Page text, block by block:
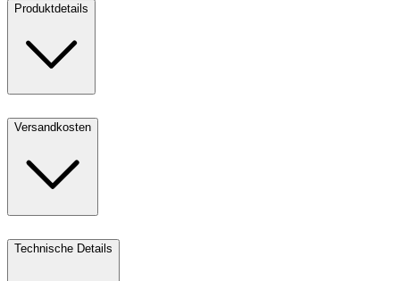
Produktdetails
Versandkosten
Technische Details